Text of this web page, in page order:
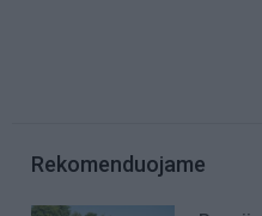
Rekomenduojame